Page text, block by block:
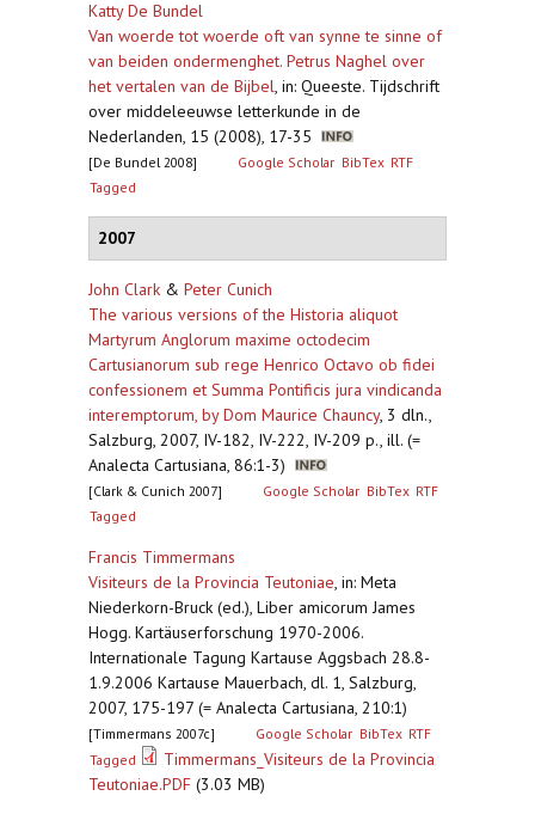
Katty De Bundel
Van woerde tot woerde oft van synne te sinne of
van beiden ondermenghet. Petrus Naghel over
het vertalen van de Bijbel, in: Queeste. Tijdschrift
over middeleeuwse letterkunde in de
Nederlanden, 15 (2008), 17-35
[De Bundel 2008] Google Scholar BibTex RTF
Tagged
2007
John Clark & Peter Cunich
The various versions of the Historia aliquot
Martyrum Anglorum maxime octodecim
Cartusianorum sub rege Henrico Octavo ob fidei
confessionem et Summa Pontificis jura vindicanda
interemptorum, by Dom Maurice Chauncy, 3 dln.,
Salzburg, 2007, IV-182, IV-222, IV-209 p., ill. (=
Analecta Cartusiana, 86:1-3)
[Clark & Cunich 2007] Google Scholar BibTex RTF
Tagged
Francis Timmermans
Visiteurs de la Provincia Teutoniae, in: Meta
Niederkorn-Bruck (ed.), Liber amicorum James
Hogg. Kartäuserforschung 1970-2006.
Internationale Tagung Kartause Aggsbach 28.8-
1.9.2006 Kartause Mauerbach, dl. 1, Salzburg,
2007, 175-197 (= Analecta Cartusiana, 210:1)
[Timmermans 2007c] Google Scholar BibTex RTF
Tagged
Timmermans_Visiteurs de la Provincia
Teutoniae.PDF (3.03 MB)